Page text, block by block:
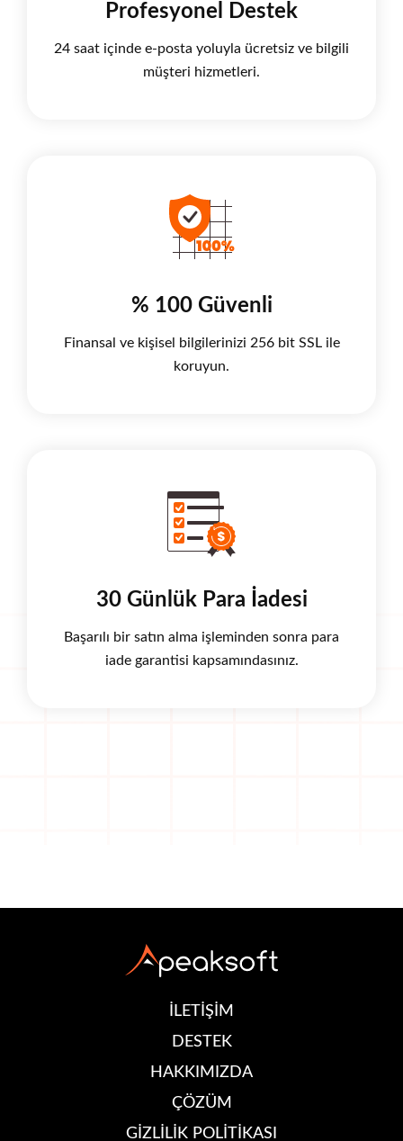
Profesyonel Destek
24 saat içinde e-posta yoluyla ücretsiz ve bilgili
müşteri hizmetleri.
% 100 Güvenli
Finansal ve kişisel bilgilerinizi 256 bit SSL ile
koruyun.
30 Günlük Para İadesi
Başarılı bir satın alma işleminden sonra para
iade garantisi kapsamındasınız.
İLETİŞİM
DESTEK
HAKKIMIZDA
ÇÖZÜM
GİZLİLİK POLİTİKASI